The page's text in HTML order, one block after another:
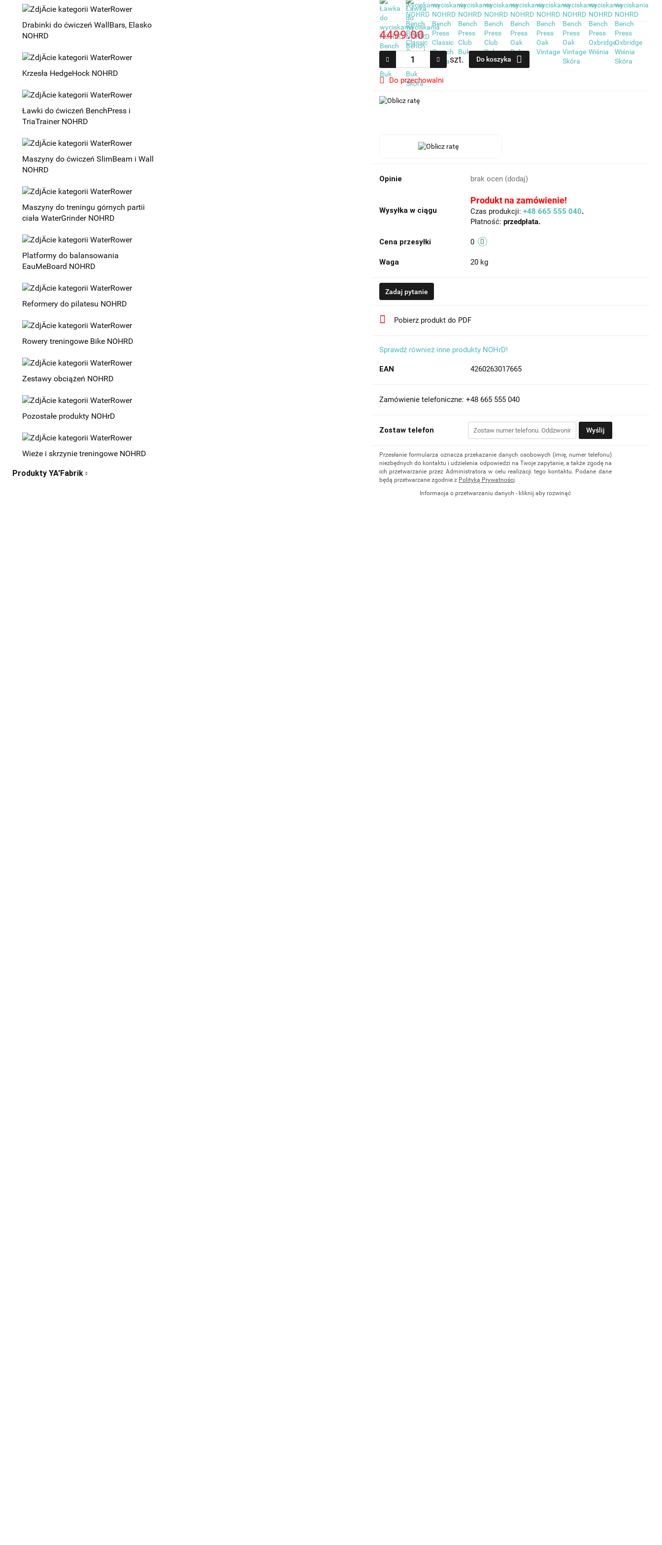
Drabinki do ćwiczeń WallBars, Elasko
NOHRD
Krzesła HedgeHock NOHRD
Ławki do ćwiczeń BenchPress i
TriaTrainer NOHRD
Maszyny do ćwiczeń SlimBeam i Wall
NOHRD
Maszyny do treningu górnych partii
ciała WaterGrinder NOHRD
Platformy do balansowania
EauMeBoard NOHRD
Reformery do pilatesu NOHRD
Rowery treningowe Bike NOHRD
Zestawy obciążeń NOHRD
Pozostałe produkty NOHrD
Wieże i skrzynie treningowe NOHRD
Produkty YA'Fabrik
4499.00
szt. Do koszyka
Do przechowalni
Opinie brak ocen (dodaj)
Wysyłka w ciągu
Produkt na zamówienie!
Czas produkcji: +48 665 555 040.
Płatność: przedpłata.
Cena przesyłki 0
Waga 20 kg
Zadaj pytanie
Pobierz produkt do PDF
Sprawdź również inne produkty NOHrD!
EAN 4260263017665
Zamówienie telefoniczne: +48 665 555 040
Zostaw telefon Wyślij
Przesłanie formularza oznacza przekazanie danych osobowych (imię, numer telefonu)
niezbędnych do kontaktu i udzielenia odpowiedzi na Twoje zapytanie, a także zgodę na
ich przetwarzanie przez Administratora w celu realizacji tego kontaktu. Podane dane
będą przetwarzane zgodnie z Polityką Prywatności.
Informacja o przetwarzaniu danych - kliknij aby rozwinąć